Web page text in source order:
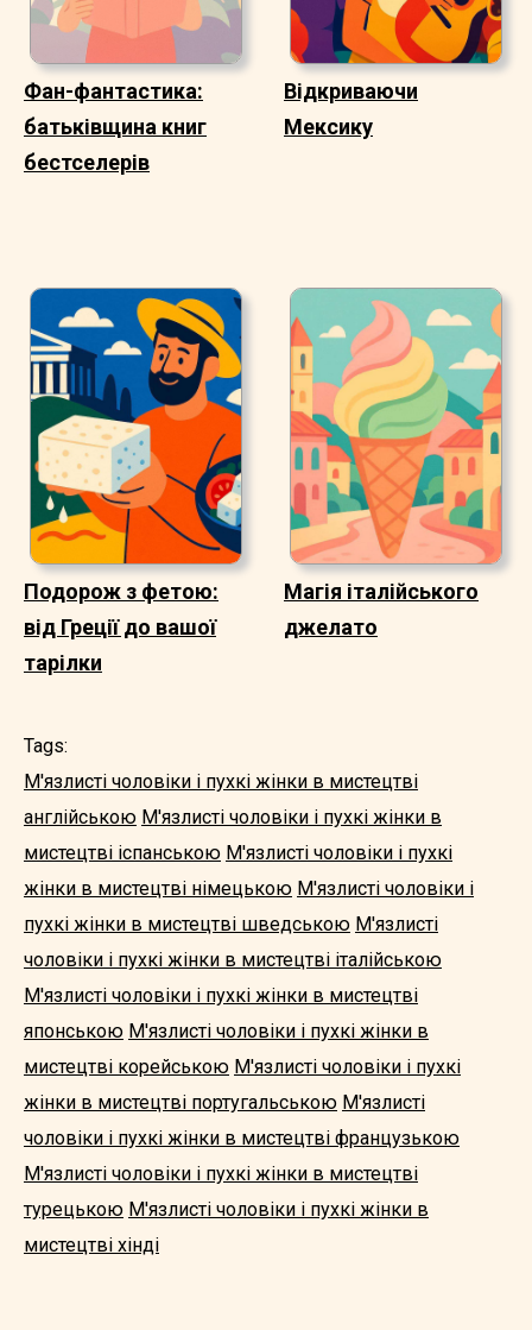
Фан-фантастика:
батьківщина книг
бестселерів
Відкриваючи
Мексику
Подорож з фетою:
від Греції до вашої
тарілки
Магія італійського
джелато
Tags:
М'язлисті чоловіки і пухкі жінки в мистецтві
англійською М'язлисті чоловіки і пухкі жінки в
мистецтві іспанською М'язлисті чоловіки і пухкі
жінки в мистецтві німецькою М'язлисті чоловіки і
пухкі жінки в мистецтві шведською М'язлисті
чоловіки і пухкі жінки в мистецтві італійською
М'язлисті чоловіки і пухкі жінки в мистецтві
японською М'язлисті чоловіки і пухкі жінки в
мистецтві корейською М'язлисті чоловіки і пухкі
жінки в мистецтві португальською М'язлисті
чоловіки і пухкі жінки в мистецтві французькою
М'язлисті чоловіки і пухкі жінки в мистецтві
турецькою М'язлисті чоловіки і пухкі жінки в
мистецтві хінді